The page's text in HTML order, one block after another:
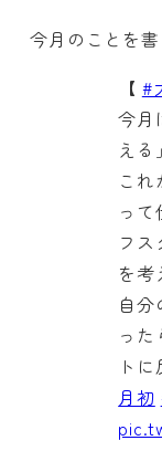
今月のことを
【 #
今月
える
こ
っ
フ
を考
自
っ
ト
月初